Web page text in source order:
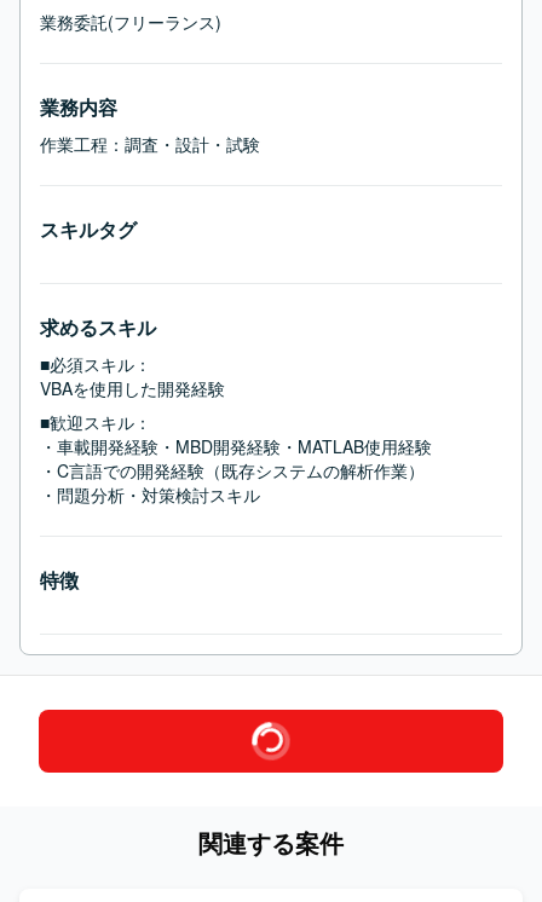
業務委託(フリーランス)
業務内容
作業工程：調査・設計・試験
スキルタグ
求めるスキル
■必須スキル：
VBAを使用した開発経験
■歓迎スキル：
・車載開発経験・MBD開発経験・MATLAB使用経験
・C言語での開発経験（既存システムの解析作業）
・問題分析・対策検討スキル
特徴
関連する案件